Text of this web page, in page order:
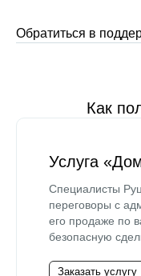
Обратиться в
Как
Услуга
Специалисты
переговоры с
его продаже по
безопасную
Заказать услугу